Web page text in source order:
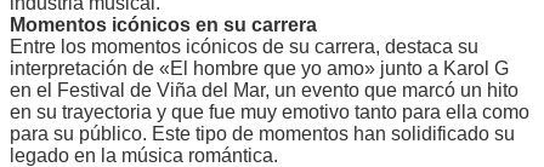
Momentos icónicos en su carrera
Entre los momentos icónicos de su carrera, destaca su
interpretación de «El hombre que yo amo» junto a Karol G
en el Festival de Viña del Mar, un evento que marcó un hito
en su trayectoria y que fue muy emotivo tanto para ella como
para su público. Este tipo de momentos han solidificado su
legado en la música romántica.